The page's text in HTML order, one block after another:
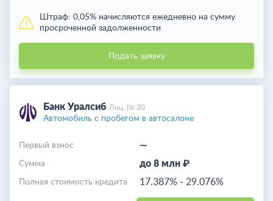
Штраф: 0,05% начисляются ежедневно на сумму
просроченной задолженности
Подать заявку
Банк Уралсиб Лиц. № 30
Автомобиль с пробегом в автосалоне
—
Первый взнос
до 8 млн ₽
Cумма
17.387% - 29.076%
Полная стоимость кредита